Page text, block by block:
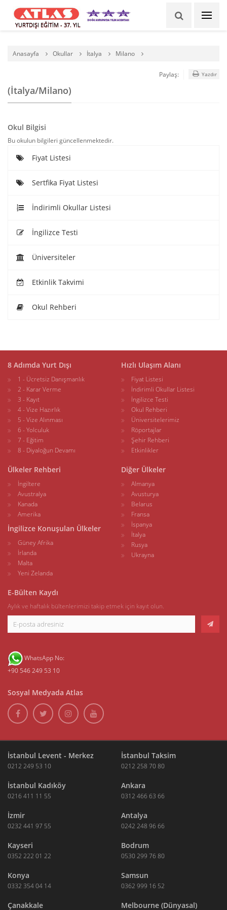
YURTDIŞI EĞİTİM - 37. YIL
Anasayfa Okullar İtalya Milano
(İtalya/Milano)
Paylaş: Yazdır
Okul Bilgisi
Bu okulun bilgileri güncellenmektedir.
Fiyat Listesi
Sertfika Fiyat Listesi
İndirimli Okullar Listesi
İngilizce Testi
Üniversiteler
Etkinlik Takvimi
Okul Rehberi
8 Adımda Yurt Dışı
1 - Ücretsiz Danışmanlık
2 - Karar Verme
3 - Kayıt
4 - Vize Hazırlık
5 - Vize Alınması
6 - Yolculuk
7 - Eğitim
8 - Diyaloğun Devamı
Hızlı Ulaşım Alanı
Fiyat Listesi
İndirimli Okullar Listesi
İngilizce Testi
Okul Rehberi
Üniversitelerimiz
Röportajlar
Şehir Rehberi
Etkinlikler
Ülkeler Rehberi
İngiltere
Avustralya
Kanada
Amerika
İngilizce Konuşulan Ülkeler
Güney Afrika
İrlanda
Malta
Yeni Zelanda
Diğer Ülkeler
Almanya
Avusturya
Belarus
Fransa
İspanya
İtalya
Rusya
Ukrayna
E-Bülten Kaydı
Aylık ve haftalık bültenlerimizi takip etmek için kayıt olun.
WhatsApp No:
+90 546 249 53 10
Sosyal Medyada Atlas
İstanbul Levent - Merkez
0212 249 53 10
İstanbul Taksim
0212 258 70 80
İstanbul Kadıköy
0216 411 11 55
Ankara
0312 466 63 66
İzmir
0232 441 97 55
Antalya
0242 248 96 66
Kayseri
0352 222 01 22
Bodrum
0530 299 76 80
Konya
0332 354 04 14
Samsun
0362 999 16 52
Çanakkale Melbourne (Dünyasal)